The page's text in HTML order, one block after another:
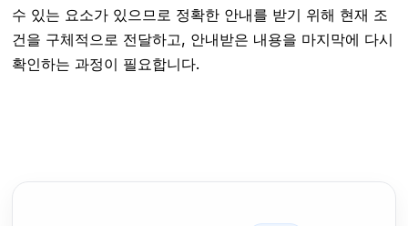
수 있는 요소가 있으므로 정확한 안내를 받기 위해 현재 조
건을 구체적으로 전달하고, 안내받은 내용을 마지막에 다시
확인하는 과정이 필요합니다.